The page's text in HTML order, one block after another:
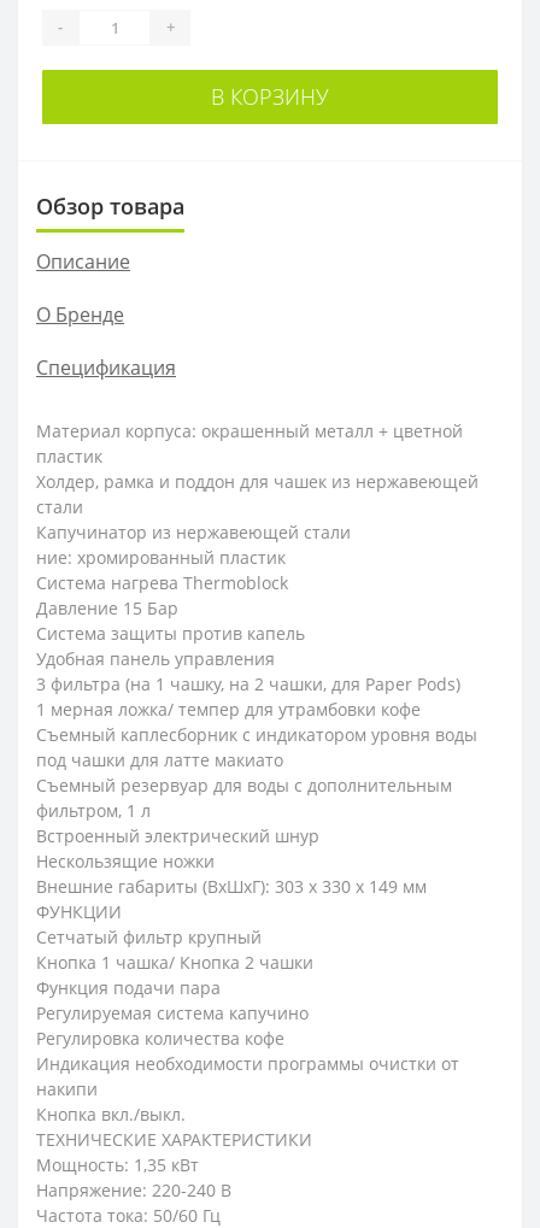
- +
В КОРЗИНУ
Обзор товара
Описание
О Бренде
Спецификация
Материал корпуса: окрашенный металл + цветной
пластик
Холдер, рамка и поддон для чашек из нержавеющей
стали
Капучинатор из нержавеющей стали
ние: хромированный пластик
Система нагрева Thermoblock
Давление 15 Бар
Система защиты против капель
Удобная панель управления
3 фильтра (на 1 чашку, на 2 чашки, для Paper Pods)
1 мерная ложка/ темпер для утрамбовки кофе
Съемный каплесборник с индикатором уровня воды
под чашки для латте макиато
Съемный резервуар для воды с дополнительным
фильтром, 1 л
Встроенный электрический шнур
Нескользящие ножки
Внешние габариты (ВхШхГ): 303 х 330 х 149 мм
ФУНКЦИИ
Сетчатый фильтр крупный
Кнопка 1 чашка/ Кнопка 2 чашки
Функция подачи пара
Регулируемая система капучино
Регулировка количества кофе
Индикация необходимости программы очистки от
накипи
Кнопка вкл./выкл.
ТЕХНИЧЕСКИЕ ХАРАКТЕРИСТИКИ
Мощность: 1,35 кВт
Напряжение: 220-240 В
Частота тока: 50/60 Гц